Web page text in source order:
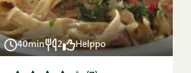
40min 2 Helppo